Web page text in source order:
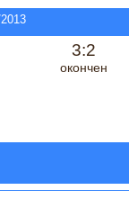
3:2
окончен